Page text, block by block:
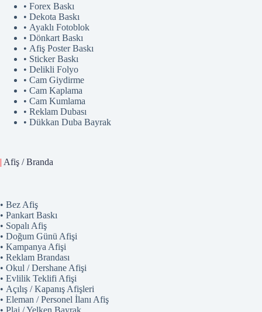
• Forex Baskı
• Dekota Baskı
• Ayaklı Fotoblok
• Dönkart Baskı
• Afiş Poster Baskı
• Sticker Baskı
• Delikli Folyo
• Cam Giydirme
• Cam Kaplama
• Cam Kumlama
• Reklam Dubası
• Dükkan Duba Bayrak
| Afiş / Branda
• Bez Afiş
• Pankart Baskı
• Sopalı Afiş
• Doğum Günü Afişi
• Kampanya Afişi
• Reklam Brandası
• Okul / Dershane Afişi
• Evlilik Teklifi Afişi
• Açılış / Kapanış Afişleri
• Eleman / Personel İlanı Afiş
• Plaj / Yelken Bayrak